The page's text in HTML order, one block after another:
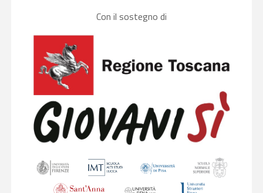
Con il sostegno di